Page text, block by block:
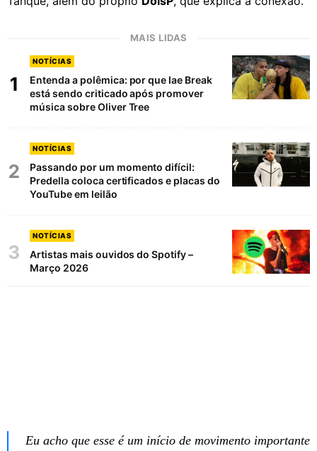
MAIS LIDAS
1
NOTÍCIAS
Entenda a polêmica: por que Iae Break
está sendo criticado após promover
música sobre Oliver Tree
2
NOTÍCIAS
Passando por um momento difícil:
Predella coloca certificados e placas do
YouTube em leilão
3
NOTÍCIAS
Artistas mais ouvidos do Spotify –
Março 2026
Eu acho que esse é um início de movimento importante